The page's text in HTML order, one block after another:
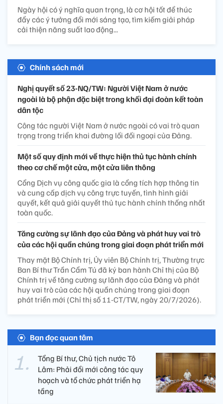
Ngày hội có ý nghĩa quan trọng, là cơ hội tốt để thúc
đẩy các ý tưởng đổi mới sáng tạo, tìm kiếm giải pháp
cải thiện năng suất lao động...
Chính sách mới
Nghị quyết số 23-NQ/TW: Người Việt Nam ở nước
ngoài là bộ phận đặc biệt trong khối đại đoàn kết toàn
dân tộc
Công tác người Việt Nam ở nước ngoài có vai trò quan
trọng trong triển khai đường lối đối ngoại của Đảng.
Một số quy định mới về thực hiện thủ tục hành chính
theo cơ chế một cửa, một cửa liên thông
Cổng Dịch vụ công quốc gia là cổng tích hợp thông tin
và cung cấp dịch vụ công trực tuyến, tình hình giải
quyết, kết quả giải quyết thủ tục hành chính thống nhất
toàn quốc.
Tăng cường sự lãnh đạo của Đảng và phát huy vai trò
của các hội quần chúng trong giai đoạn phát triển mới
Thay mặt Bộ Chính trị, Ủy viên Bộ Chính trị, Thường trực
Ban Bí thư Trần Cẩm Tú đã ký ban hành Chỉ thị của Bộ
Chính trị về tăng cường sự lãnh đạo của Đảng và phát
huy vai trò của các hội quần chúng trong giai đoạn
phát triển mới (Chỉ thị số 11-CT/TW, ngày 20/7/2026).
Bạn đọc quan tâm
Tổng Bí thư, Chủ tịch nước Tô
Lâm: Phải đổi mới công tác quy
hoạch và tổ chức phát triển hạ
tầng